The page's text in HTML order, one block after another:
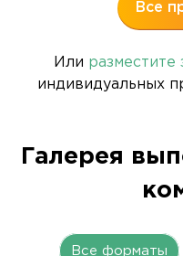
Все
Или разместите
индивидуальных
Галерея
Все форматы